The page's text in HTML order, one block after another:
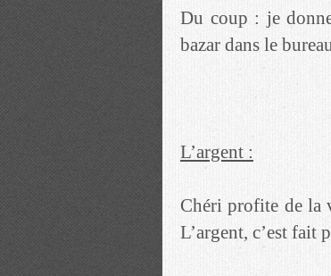
Du coup : je
bazar dans le
L’argent :
Chéri profite de la
L’argent, c’est fait